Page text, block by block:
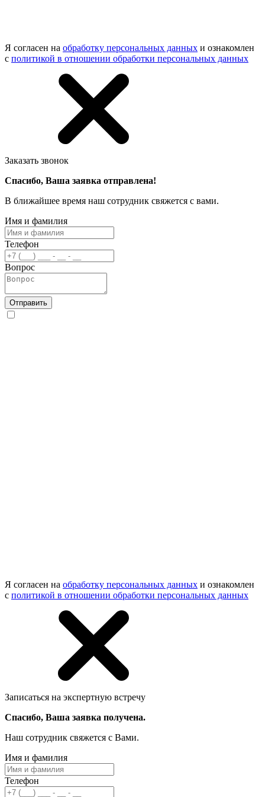
Я согласен на обработку персональных данных и ознакомлен
с политикой в отношении обработки персональных данных
Заказать звонок
Спасибо, Ваша заявка отправлена!
В ближайшее время наш сотрудник свяжется с вами.
Имя и фамилия
Телефон
Вопрос
Отправить
Я согласен на обработку персональных данных и ознакомлен
с политикой в отношении обработки персональных данных
Записаться на экспертную встречу
Спасибо, Ваша заявка получена.
Наш сотрудник свяжется с Вами.
Имя и фамилия
Телефон